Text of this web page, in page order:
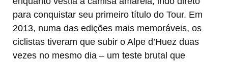
para conquistar seu primeiro título do Tour. Em
2013, numa das edições mais memoráveis, os
ciclistas tiveram que subir o Alpe d’Huez duas
vezes no mesmo dia – um teste brutal que